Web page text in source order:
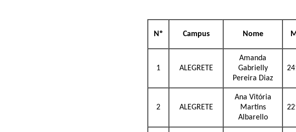
Nº Campus Nome
1 ALEGRETE
Amanda
Gabrielly
Pereira Diaz
2 ALEGRETE
Ana Vitória
Martins
Albarello